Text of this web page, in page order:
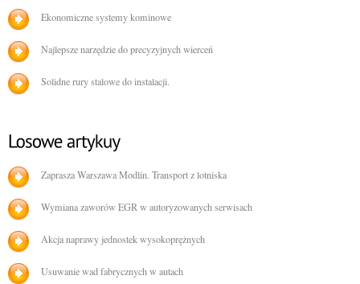
Ekonomiczne systemy kominowe
Najlepsze narzędzie do precyzyjnych wierceń
Solidne rury stalowe do instalacji.
Zaprasza Warszawa Modlin. Transport z lotniska
Wymiana zaworów EGR w autoryzowanych serwisach
Akcja naprawy jednostek wysokoprężnych
Usuwanie wad fabrycznych w autach